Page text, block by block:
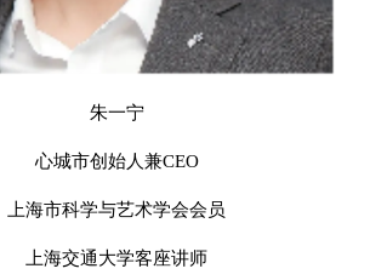
朱一宁
心城市创始人兼CEO
市科学与艺术学会会员
上海交通大学客座讲师